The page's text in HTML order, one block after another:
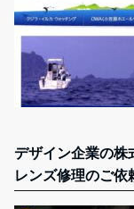
デザイン企業の株
レンズ修理のご依